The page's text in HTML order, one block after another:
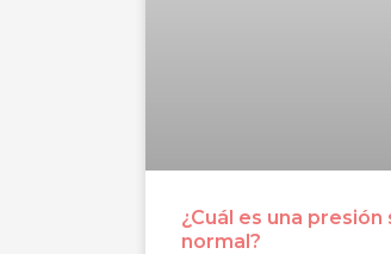
¿Cuál es una presión
normal?